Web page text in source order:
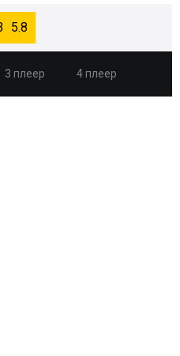
5.8
3 плеер 4 плеер